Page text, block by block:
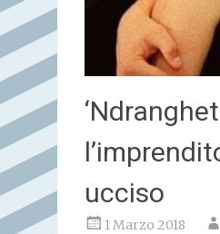
ucciso
1 Marzo 2018